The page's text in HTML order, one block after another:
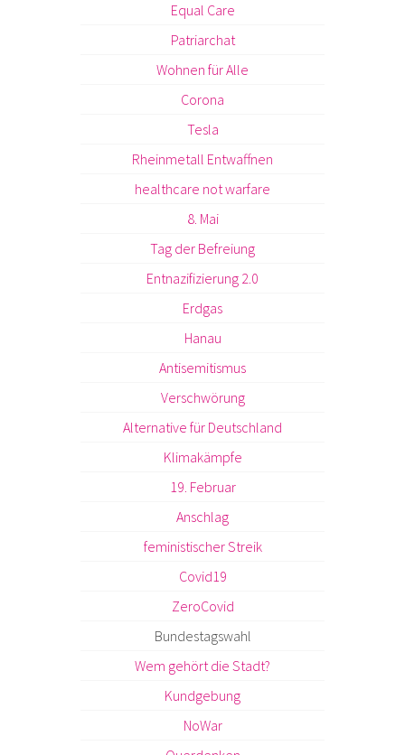
Equal Care
Patriarchat
Wohnen für Alle
Corona
Tesla
Rheinmetall Entwaffnen
healthcare not warfare
8. Mai
Tag der Befreiung
Entnazifizierung 2.0
Erdgas
Hanau
Antisemitismus
Verschwörung
Alternative für Deutschland
Klimakämpfe
19. Februar
Anschlag
feministischer Streik
Covid19
ZeroCovid
Bundestagswahl
Wem gehört die Stadt?
Kundgebung
NoWar